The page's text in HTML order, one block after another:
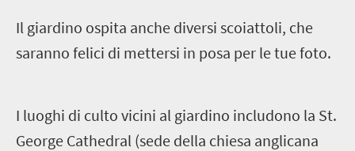
Il giardino ospita anche diversi scoiattoli, che
saranno felici di mettersi in posa per le tue foto.
I luoghi di culto vicini al giardino includono la St.
George Cathedral (sede della chiesa anglicana